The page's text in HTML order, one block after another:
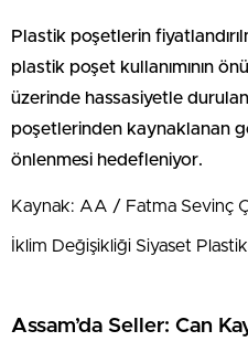
Plastik poşetlerin
plastik poşet kullanımının
üzerinde hassasiyetle
poşetlerinden kaynaklanan
önlenmesi hedefleniyor.
Kaynak: AA / Fatma Sevinç
İklim Değişikliği Siyaset
Assam’da Seller: Can